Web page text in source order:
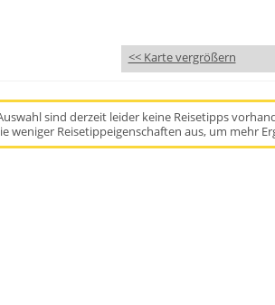
<< Karte vergrößern
sind derzeit leider keine Reisetipps
weniger Reisetippeigenschaften aus, um mehr